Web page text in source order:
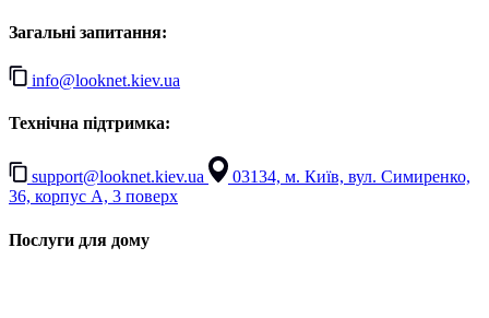
Загальні запитання:
info@looknet.kiev.ua
Технічна підтримка:
support@looknet.kiev.ua
03134, м. Київ, вул. Симиренко,
36, корпус А, 3 поверх
Послуги для дому